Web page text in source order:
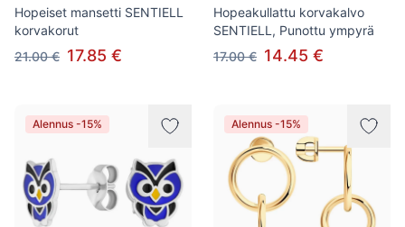
Hopeiset mansetti SENTIELL
korvakorut
21.00 € 17.85 €
Hopeakullattu korvakalvo
SENTIELL, Punottu ympyrä
17.00 € 14.45 €
Alennus -15% Alennus -15%